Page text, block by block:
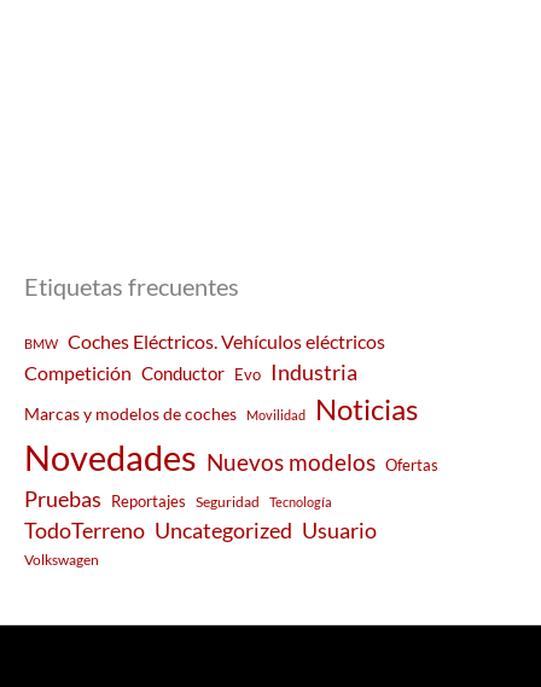
Etiquetas frecuentes
BMW
Coches Eléctricos. Vehículos eléctricos
Competición Conductor Evo Industria
Marcas y modelos de coches Movilidad Noticias
Novedades Nuevos modelos Ofertas
Pruebas Reportajes Seguridad Tecnología
TodoTerreno Uncategorized Usuario
Volkswagen